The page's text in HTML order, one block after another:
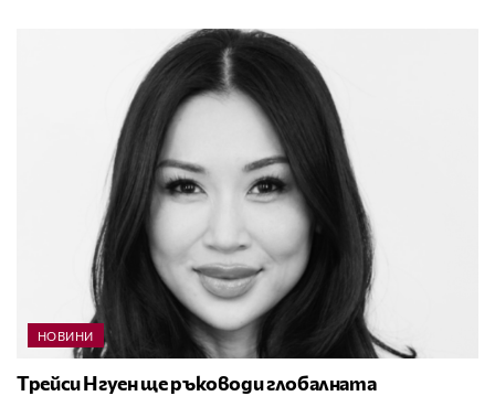
НОВИНИ
Трейси Нгуен ще ръководи глобалната